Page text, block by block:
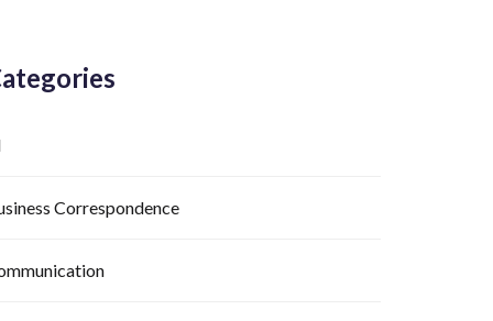
Correspondence